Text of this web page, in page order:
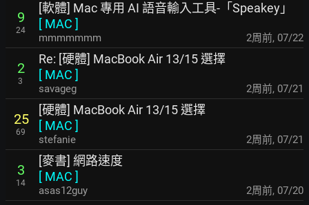
9
24
[軟體] Mac 專用 AI 語音輸入工具-「Speakey」
[ MAC ]
mmmmmmm 2周前, 07/22
2
3
Re: [硬體] MacBook Air 13/15 選擇
[ MAC ]
savageg 2周前, 07/21
25
69
[硬體] MacBook Air 13/15 選擇
[ MAC ]
stefanie 2周前, 07/21
3
14
[麥書] 網路速度
[ MAC ]
asas12guy 2周前, 07/20